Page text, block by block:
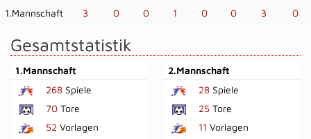
1.Mannschaft
3 0 0 1 0 0 3 0
Gesamtstatistik
1.Mannschaft
268 Spiele
70 Tore
52 Vorlagen
2.Mannschaft
28Spiele
25 Tore
11 Vorlagen